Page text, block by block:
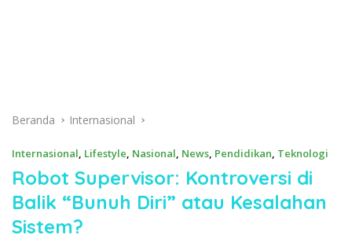
Beranda Internasional
Internasional, Lifestyle, Nasional, News, Pendidikan, Teknologi
Robot Supervisor: Kontroversi di
Balik “Bunuh Diri” atau Kesalahan
Sistem?